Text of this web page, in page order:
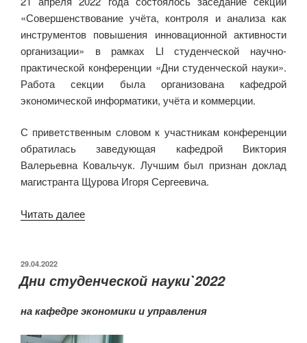
«Совершенствование учёта, контроля и анализа как
инструментов повышения инновационной активности
организации» в рамках LI студенческой научно-
практической конференции «Дни студенческой науки».
Работа секции была организована кафедрой
экономической информатики, учёта и коммерции.
С приветственным словом к участникам конференции
обратилась заведующая кафедрой Виктория
Валерьевна Ковальчук. Лучшим был признан доклад
магистранта Щурова Игоря Сергеевича.
Читать далее«Заседание
контроля
анализа
ОПУБЛИКОВАНО
29.04.2022
Дни студенческой науки`2022
на кафедре экономики и управления